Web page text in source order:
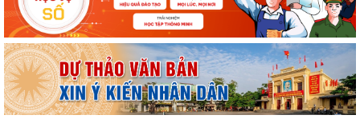
HẢI PHÒNG THU PHÍ 0 ĐỒNG ĐỐI VỚI 4 LỆ PHÍ VÀ 7 LOẠI PHÍ KHI THỰC
HIỆN THỦ TỤC HÀNH CHÍNH TRỰC TUYẾN
Thông báo về việc niêm yết công khai kết quả triển khai Nghị quyết
04/2026/NQ-HĐND ngày 20/4/2026...